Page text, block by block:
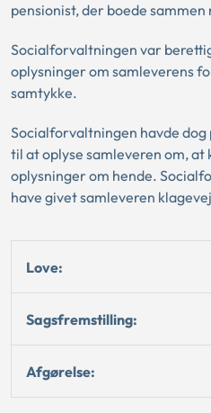
pensionist, der boede sammen
Socialforvaltningen var
oplysninger om samleverens
samtykke.
Socialforvaltningen havde
til at oplyse samleveren om, at
oplysninger om hende.
have givet samleveren
Love:
Sagsfremstilling:
Afgørelse: